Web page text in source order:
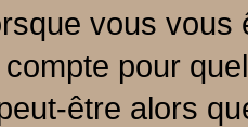
vous
pour
être alors